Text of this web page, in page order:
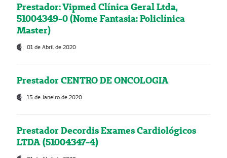
Prestador: Vipmed Clínica Geral Ltda,
51004349-0 (Nome Fantasia: Policlínica
Master)
01 de Abril de 2020
Prestador CENTRO DE ONCOLOGIA
15 de Janeiro de 2020
Prestador Decordis Exames Cardiológicos
LTDA (51004347-4)